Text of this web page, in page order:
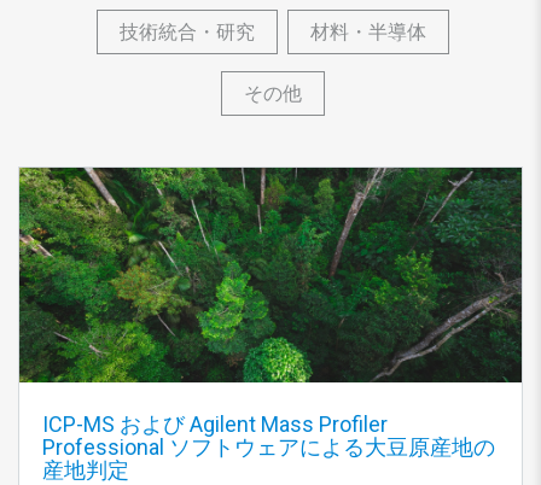
技術統合・研究 材料・半導体
その他
ICP-MS および Agilent Mass Profiler
Professional ソフトウェアによる大豆原産地の
産地判定